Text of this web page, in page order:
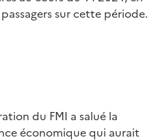
sur cette période.
du FMI a salué la
économique qui aurait